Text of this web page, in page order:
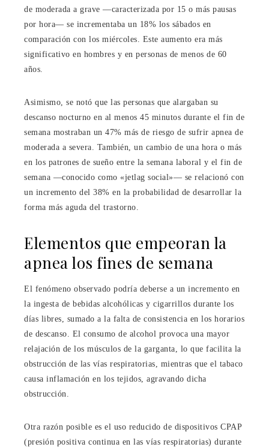
de moderada a grave —caracterizada por 15 o más pausas
por hora— se incrementaba un 18% los sábados en
comparación con los miércoles. Este aumento era más
significativo en hombres y en personas de menos de 60
años.
Asimismo, se notó que las personas que alargaban su
descanso nocturno en al menos 45 minutos durante el fin de
semana mostraban un 47% más de riesgo de sufrir apnea de
moderada a severa. También, un cambio de una hora o más
en los patrones de sueño entre la semana laboral y el fin de
semana —conocido como «jetlag social»— se relacionó con
un incremento del 38% en la probabilidad de desarrollar la
forma más aguda del trastorno.
Elementos que empeoran la
apnea los fines de semana
El fenómeno observado podría deberse a un incremento en
la ingesta de bebidas alcohólicas y cigarrillos durante los
días libres, sumado a la falta de consistencia en los horarios
de descanso. El consumo de alcohol provoca una mayor
relajación de los músculos de la garganta, lo que facilita la
obstrucción de las vías respiratorias, mientras que el tabaco
causa inflamación en los tejidos, agravando dicha
obstrucción.
Otra razón posible es el uso reducido de dispositivos CPAP
(presión positiva continua en las vías respiratorias) durante